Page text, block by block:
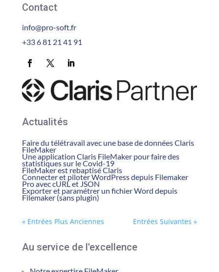
Contact
info@pro-soft.fr
+33 6 81 21 41 91
Actualités
Faire du télétravail avec une base de données Claris
FileMaker
Une application Claris FileMaker pour faire des
statistiques sur le Covid-19
FileMaker est rebaptisé Claris
Connecter et piloter WordPress depuis Filemaker
Pro avec cURL et JSON
Exporter et paramétrer un fichier Word depuis
Filemaker (sans plugin)
« Entrées Plus Anciennes Entrées Suivantes »
Au service de l'excellence